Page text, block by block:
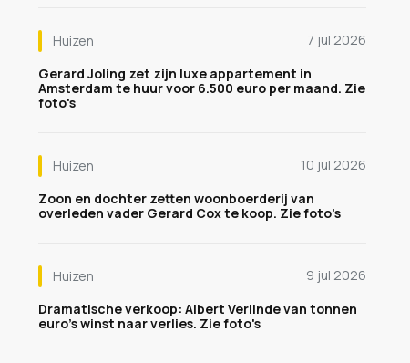
Huizen
7 jul 2026
Gerard Joling zet zijn luxe appartement in
Amsterdam te huur voor 6.500 euro per maand. Zie
foto's
Huizen
10 jul 2026
Zoon en dochter zetten woonboerderij van
overleden vader Gerard Cox te koop. Zie foto's
Huizen
9 jul 2026
Dramatische verkoop: Albert Verlinde van tonnen
euro's winst naar verlies. Zie foto's